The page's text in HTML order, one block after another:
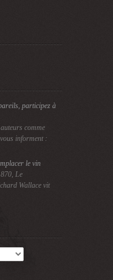
participez à
comme
informent :
le vin
Le
Wallace vit